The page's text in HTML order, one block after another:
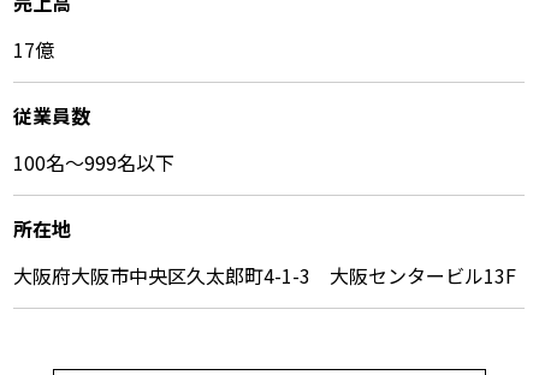
17億
従業員数
100名〜999名以下
所在地
大阪府大阪市中央区久太郎町4-1-3 大阪センタービル13F